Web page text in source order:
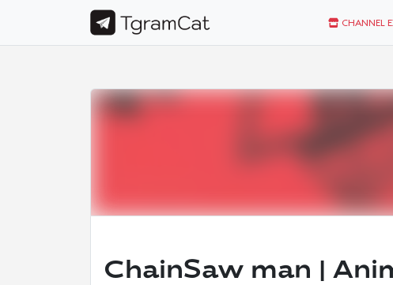
CHANNEL
ChainSaw man |